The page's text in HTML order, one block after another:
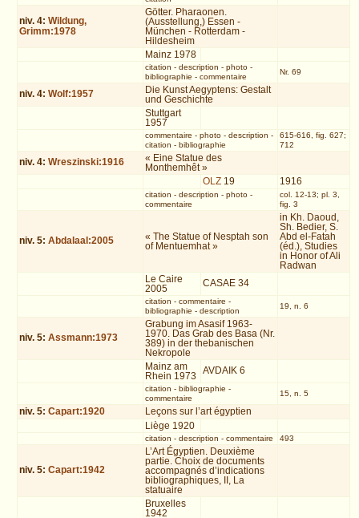
niv. 4:Wildung,
Grimm:1978
Götter. Pharaonen.
(Ausstellung,) Essen -
München - Rotterdam -
Hildesheim
Mainz 1978
citation - description - photo-
bibliographie - commentaire
Nr. 69
niv. 4:Wolf:1957
Die Kunst Aegyptens: Gestalt
und Geschichte
Stuttgart
1957
commentaire - photo- description -
citation - bibliographie
615-616, fig. 627;
712
niv. 4:Wreszinski:1916
« Eine Statue des
Monthemhêt »
OLZ 19 1916
citation - description - photo-
commentaire
col. 12-13; pl. 3,
fig. 3
niv. 5:Abdalaal:2005
« The Statue of Nesptah son
of Mentuemhat »
in Kh. Daoud,
Sh. Bedier, S.
Abd el-Fatah
(éd.), Studies
in Honor of Ali
Radwan
Le Caire
2005
CASAE 34
citation - commentaire -
bibliographie - description
19, n. 6
niv. 5:Assmann:1973
Grabung im Asasif 1963-
1970. Das Grab des Basa (Nr.
389) in der thebanischen
Nekropole
Mainz am
Rhein 1973
AVDAIK 6
citation - bibliographie -
commentaire
15, n. 5
niv. 5:Capart:1920
Leçons sur l’art égyptien
Liège 1920
citation - description - commentaire 493
niv. 5:Capart:1942
L’Art Égyptien. Deuxième
partie. Choix de documents
accompagnés d’indications
bibliographiques, II, La
statuaire
Bruxelles
1942